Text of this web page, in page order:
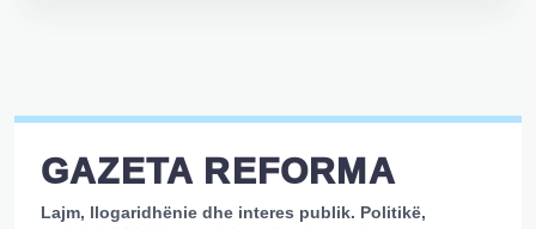
GAZETA REFORMA
Lajm, llogaridhënie dhe interes publik. Politikë,